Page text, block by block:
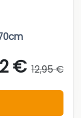
€ 12,95 €